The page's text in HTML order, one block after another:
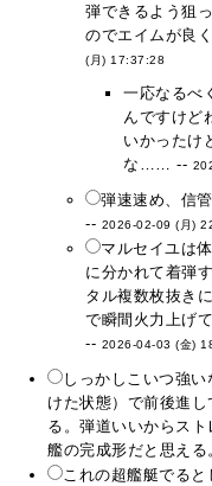
弾できるよう狙
のでエイムが良
(月) 17:37:28
一応なるべ
んですけど
いかったけ
な…… --
弾速速め、信
-- 2026-02-09 (月)
マルセイユは
に分かれて着弾
タル複数枚抜き
で瞬間火力上げ
-- 2026-04-03 (金)
しっかしこいつ強
けた状態）で前後進
る。弾道いいからス
艦の完成形だと思え
これの超艦艇でる